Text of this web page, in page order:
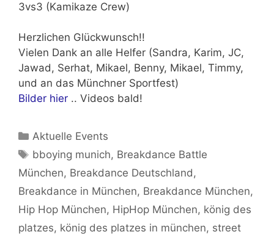
3vs3 (Kamikaze Crew)
Herzlichen Glückwunsch!!
Vielen Dank an alle Helfer (Sandra, Karim, JC,
Jawad, Serhat, Mikael, Benny, Mikael, Timmy,
und an das Münchner Sportfest)
Bilder hier .. Videos bald!
Kategorien
Aktuelle Events
Schlagwörter
bboying munich, Breakdance Battle
München, Breakdance Deutschland,
Breakdance in München, Breakdance München,
Hip Hop München, HipHop München, könig des
platzes, könig des platzes in münchen, street